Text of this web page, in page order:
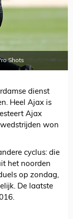
Shots
dienst
Heel Ajax is
Ajax
won
cyclus: die
het noorden
op zondag,
De laatste